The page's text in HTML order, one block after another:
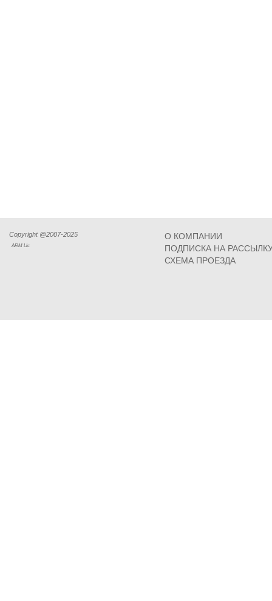
Copyright @2007-2025
ARM Llc
О КОМПАНИИ
ПОДПИСКА НА
СХЕМА ПРОЕЗДА